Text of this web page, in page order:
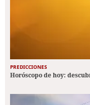
PREDICCIONES
Horóscopo de hoy: